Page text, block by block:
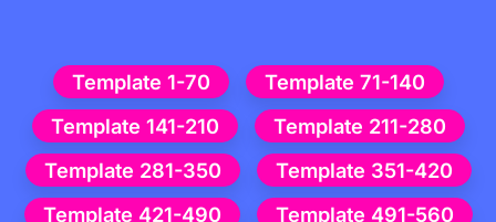
Template 1-70
Template 71-140
Template 141-210
Template 211-280
Template 281-350
Template 351-420
Template 421-490
Template 491-560